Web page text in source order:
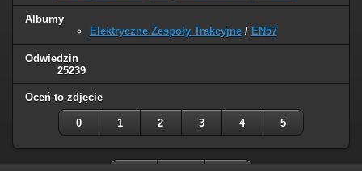
Albumy
Elektryczne Zespoły Trakcyjne / EN57
Odwiedzin
25239
Oceń to zdjęcie
0 1 2 3 4 5